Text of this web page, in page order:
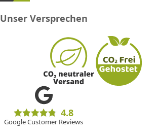
Unser Versprechen
4.8
Google Customer Reviews